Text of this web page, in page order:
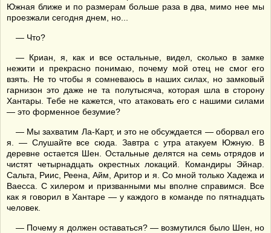
Южная ближе и по размерам больше раза в два, мимо нее мы
проезжали сегодня днем, но...
— Что?
— Криан, я, как и все остальные, видел, сколько в замке
нежити и прекрасно понимаю, почему мой отец не смог его
взять. Не то чтобы я сомневаюсь в наших силах, но замковый
гарнизон это даже не та полутысяча, которая шла в сторону
Хантары. Тебе не кажется, что атаковать его с нашими силами
— это форменное безумие?
— Мы захватим Ла-Карт, и это не обсуждается — оборвал его
я. — Слушайте все сюда. Завтра с утра атакуем Южную. В
деревне остается Шен. Остальные делятся на семь отрядов и
чистят четырнадцать окрестных локаций. Командиры Эйнар.
Сальта, Риис, Реена, Айм, Аритор и я. Со мной только Хадежа и
Ваесса. С хилером и призванными мы вполне справимся. Все
как я говорил в Хантаре — у каждого в команде по пятнадцать
человек.
— Почему я должен оставаться? — возмутился было Шен, но